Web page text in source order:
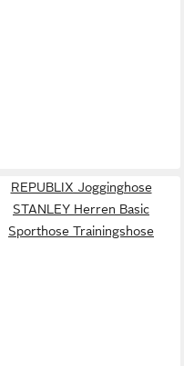
REPUBLIX Jogginghose
STANLEY Herren Basic
Sporthose Trainingshose